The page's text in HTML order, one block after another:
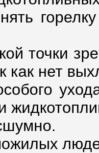
точки
как нет